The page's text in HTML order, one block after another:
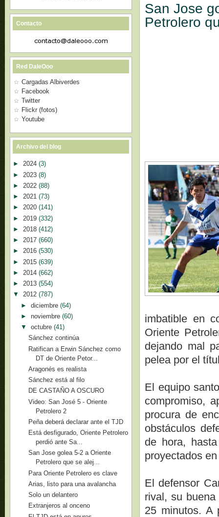
San Jose
Petrolero
imbatible en
Oriente
dejando mal
pelea por el
El equipo
compromiso,
procura de
obstáculos
de hora,
proyectados
El defensor
rival, su
25 minutos. A
Contacto
Red DaleOoo
Cargadas Albiverdes
Facebook
Twitter
Flickr (fotos)
Youtube
Archivo del blog
► 2024 (3)
► 2023 (8)
► 2022 (88)
► 2021 (73)
► 2020 (141)
► 2019 (332)
► 2018 (412)
► 2017 (660)
► 2016 (530)
► 2015 (639)
► 2014 (662)
► 2013 (554)
▼ 2012 (787)
► diciembre (64)
► noviembre (60)
▼ octubre (41)
Sánchez continúa
Ratifican a Erwin Sánchez como
DT de Oriente Petor...
Aragonés es realista
Sánchez está al filo
DE CASTAÑO A OSCURO
Video: San José 5 - Oriente
Petrolero 2
Peña deberá declarar ante el TJD
Está desfigurado, Oriente Petrolero
perdió ante Sa...
San Jose golea 5-2 a Oriente
Petrolero que se alej...
Para Oriente Petrolero es clave
Arias, listo para una avalancha
Solo un delantero
Extranjeros al onceno